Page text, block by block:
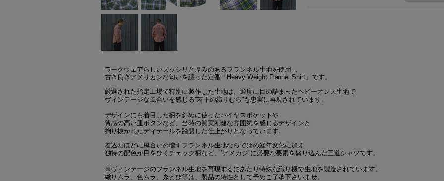
ワークウェアらしいズッシリと厚みのあるフランネル生地を使用し
古き良きアメリカンな匂いを纏った定番「Heavy Weight Flannel Shirt」です。
厳選された指定工場で特別に製作した生地は、適度に目の詰まったヘビーオンス生地で
ヴィンテージな風合いを感じる”若干の織りむら”も忠実に再現されています。
デザインにも着目した柄を斜めに使ったバイヤスポケットや
質感の高い皿ボタンなど、当時の質実剛健な雰囲気を感じるデザインと
拘り抜かれたディテールを踏襲した仕上がりとなっています。
着込むほどに風合いの増すフランネル生地ならではの経年変化に加え
独特の配色が目をひくチェック柄など、”アメカジ”に必要な要素を盛り込んだ王道シャツです。
※ヴィンテージのフランネル生地を再現するにあたり特殊な織り機で生地を製造されています。
織りムラ、色ムラ、糸とび等は、製品の特性として予めご了承下さいませ。